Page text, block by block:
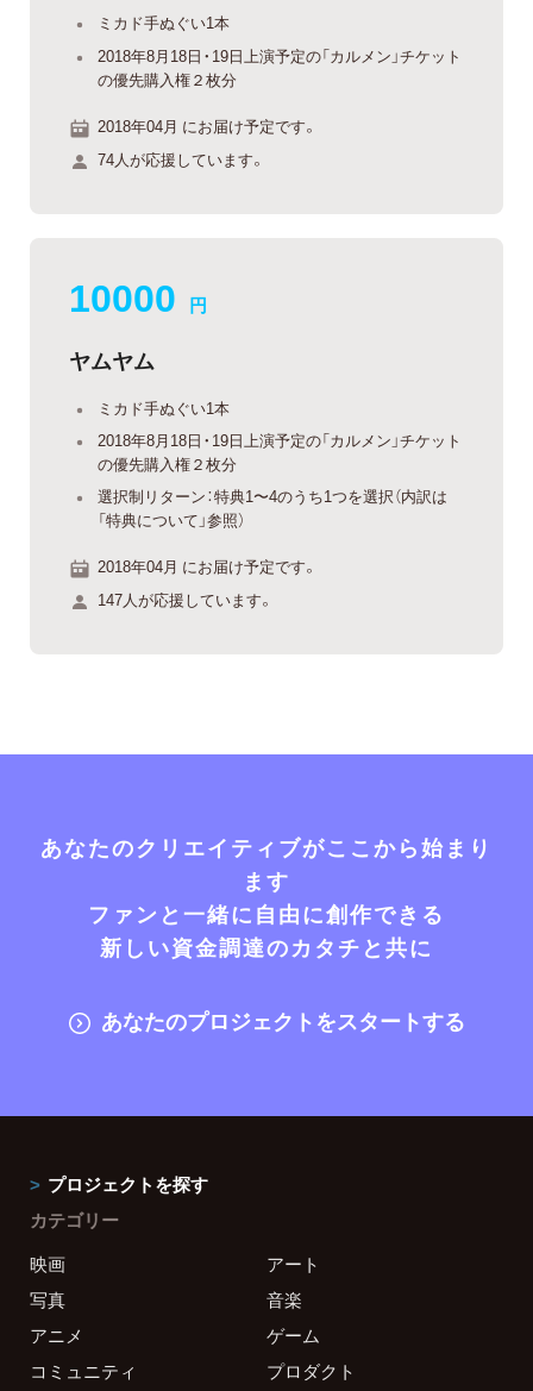
ミカド手ぬぐい1本
2018年8月18日・19日上演予定の「カルメン」チケット
の優先購入権２枚分
2018年04月 にお届け予定です。
74人が応援しています。
10000 円
ヤムヤム
ミカド手ぬぐい1本
2018年8月18日・19日上演予定の「カルメン」チケット
の優先購入権２枚分
選択制リターン：特典1〜4のうち1つを選択（内訳は
「特典について」参照）
2018年04月 にお届け予定です。
147人が応援しています。
あなたのクリエイティブがここから始まり
ます
ファンと一緒に自由に創作できる
新しい資金調達のカタチと共に
あなたのプロジェクトをスタートする
プロジェクトを探す
カテゴリー
映画
アート
写真
音楽
アニメ
ゲーム
コミュニティ
プロダクト